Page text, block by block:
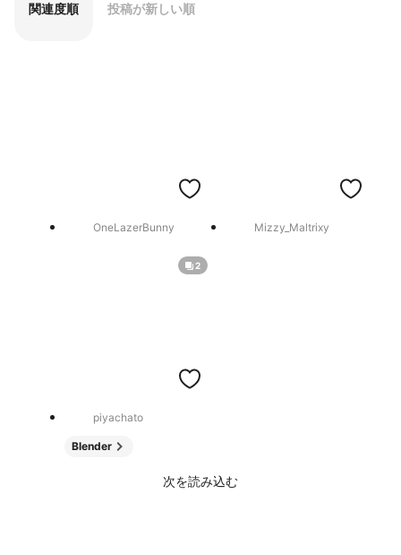
関連度順 投稿が新しい順
OneLazerBunny Mizzy_Maltrixy
2
piyachato
Blender
次を読み込む